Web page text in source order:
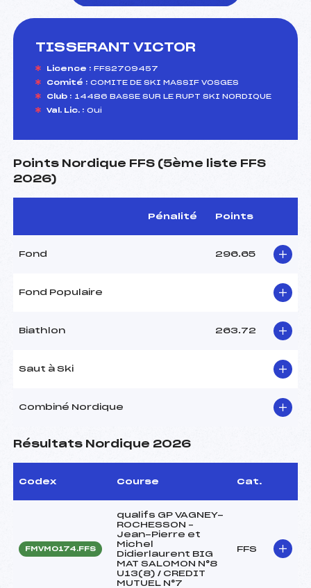
TISSERANT VICTOR
Licence : FFS2709457
Comité : COMITE DE SKI MASSIF VOSGES
Club : 14486 BASSE SUR LE RUPT SKI NORDIQUE
Val. Lic. : Oui
Points Nordique FFS (5ème liste FFS
2026)
Pénalité Points
Fond 296.65
Fond Populaire
Biathlon 263.72
Saut à Ski
Combiné Nordique
Résultats Nordique 2026
Codex Course Cat.
FMVM0174.FFS
qualifs GP VAGNEY-
ROCHESSON –
Jean-Pierre et
Michel
Didierlaurent BIG
MAT SALOMON N°8
U13(8) / CREDIT
MUTUEL N°7
FFS